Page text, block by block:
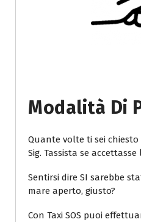
Modalità Di
Quante volte ti sei
Sig. Tassista se
Sentirsi dire SI sarebbe
mare aperto, giusto?
Con Taxi SOS puoi